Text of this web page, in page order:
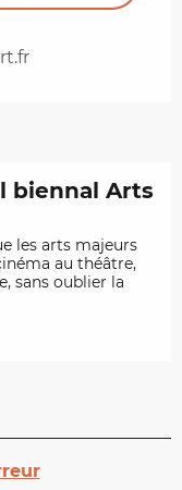
biennal Arts
les arts majeurs
au théâtre,
sans oublier la